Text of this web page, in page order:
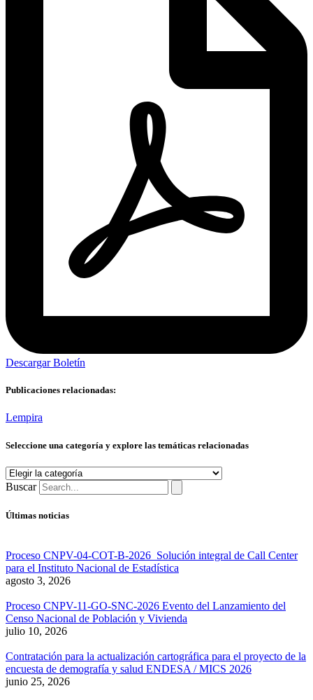
Descargar Boletín
Publicaciones relacionadas:
Lempira
Seleccione una categoría y explore las temáticas relacionadas
Seleccione
una
categoría
y
relacionadas
Buscar
Últimas noticias
Proceso CNPV-04-COT-B-2026 Solución integral de Call Center
para el Instituto Nacional de Estadística
agosto 3, 2026
Proceso CNPV-11-GO-SNC-2026 Evento del Lanzamiento del
Censo Nacional de Población y Vivienda
julio 10, 2026
Contratación para la actualización cartográfica para el proyecto de la
encuesta de demografía y salud ENDESA / MICS 2026
junio 25, 2026